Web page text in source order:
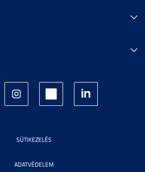
SÜTIKEZELÉS
ADATVÉDELEM